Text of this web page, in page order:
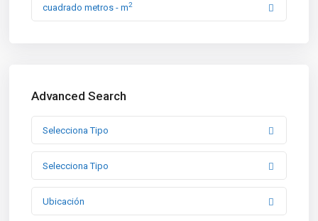
cuadrado metros - m2
Advanced Search
Selecciona Tipo
Selecciona Tipo
Ubicación